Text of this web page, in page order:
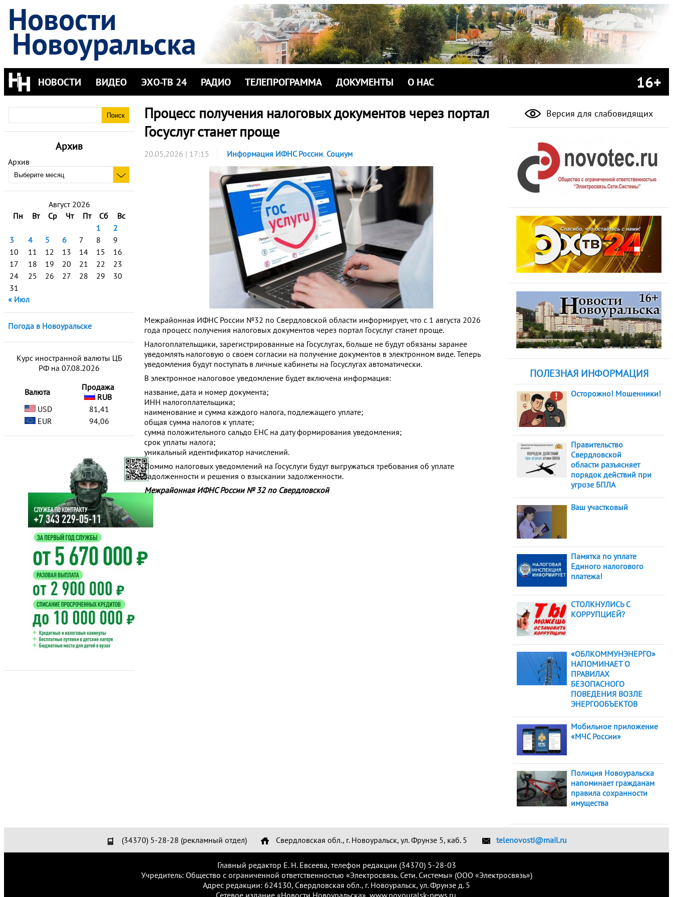
Новости
Новоуральска
НОВОСТИ ВИДЕО ЭХО-ТВ 24 РАДИО ТЕЛЕПРОГРАММА ДОКУМЕНТЫ О НАС 16+
Архив
Архив
Август 2026
Пн
Вт Ср Чт Пт Сб
Вс
1
2
3
4 5 6 7 8
9
10
11 12 13 14 15
16
17
18 19 20 21 22
23
24
25 26 27 28 29
30
31
« Июл
Погода в Новоуральске
Курс иностранной валюты ЦБ
РФ на 07.08.2026
Валюта
Продажа
RUB
USD
81,41
EUR
94,06
Процесс получения налоговых документов через портал
Госуслуг станет проще
20.05.2026 | 17:15 Информация ИФНС России, Социум
Межрайонная ИФНС России №32 по Свердловской области информирует, что с 1 августа 2026
года процесс получения налоговых документов через портал Госуслуг станет проще.
Налогоплательщики, зарегистрированные на Госуслугах, больше не будут обязаны заранее
уведомлять налоговую о своем согласии на получение документов в электронном виде. Теперь
уведомления будут поступать в личные кабинеты на Госуслугах автоматически.
В электронное налоговое уведомление будет включена информация:
название, дата и номер документа;
ИНН налогоплательщика;
наименование и сумма каждого налога, подлежащего уплате;
общая сумма налогов к уплате;
сумма положительного сальдо ЕНС на дату формирования уведомления;
срок уплаты налога;
уникальный идентификатор начислений.
Помимо налоговых уведомлений на Госуслуги будут выгружаться требования об уплате
задолженности и решения о взыскании задолженности.
Межрайонная ИФНС России № 32 по Свердловской
Версия для слабовидящих
ПОЛЕЗНАЯ ИНФОРМАЦИЯ
Осторожно! Мошенники!
Правительство
Свердловской
области разъясняет
порядок действий при
угрозе БПЛА
Ваш участковый
Памятка по уплате
Единого налогового
платежа!
СТОЛКНУЛИСЬ С
КОРРУПЦИЕЙ?
«ОБЛКОММУНЭНЕРГО»
НАПОМИНАЕТ О
ПРАВИЛАХ
БЕЗОПАСНОГО
ПОВЕДЕНИЯ ВОЗЛЕ
ЭНЕРГООБЪЕКТОВ
Мобильное приложение
«МЧС России»
Полиция Новоуральска
напоминает гражданам
правила сохранности
имущества
(34370) 5-28-28 (рекламный отдел) Свердловская обл., г. Новоуральск, ул. Фрунзе 5, каб. 5 telenovosti@mail.ru
Главный редактор Е. Н. Евсеева, телефон редакции (34370) 5-28-03
Учредитель: Общество с ограниченной ответственностью «Электросвязь. Сети. Системы» (ООО «Электросвязь»)
Адрес редакции: 624130, Свердловская обл., г. Новоуральск, ул. Фрунзе д. 5